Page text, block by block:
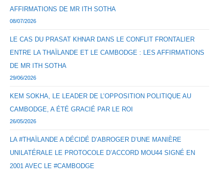
AFFIRMATIONS DE MR ITH SOTHA
08/07/2026
LE CAS DU PRASAT KHNAR DANS LE CONFLIT FRONTALIER
ENTRE LA THAÏLANDE ET LE CAMBODGE : LES AFFIRMATIONS
DE MR ITH SOTHA
29/06/2026
KEM SOKHA, LE LEADER DE L’OPPOSITION POLITIQUE AU
CAMBODGE, A ÉTÉ GRACIÉ PAR LE ROI
26/05/2026
LA #THAÏLANDE A DÉCIDÉ D’ABROGER D’UNE MANIÈRE
UNILATÉRALE LE PROTOCOLE D’ACCORD MOU44 SIGNÉ EN
2001 AVEC LE #CAMBODGE